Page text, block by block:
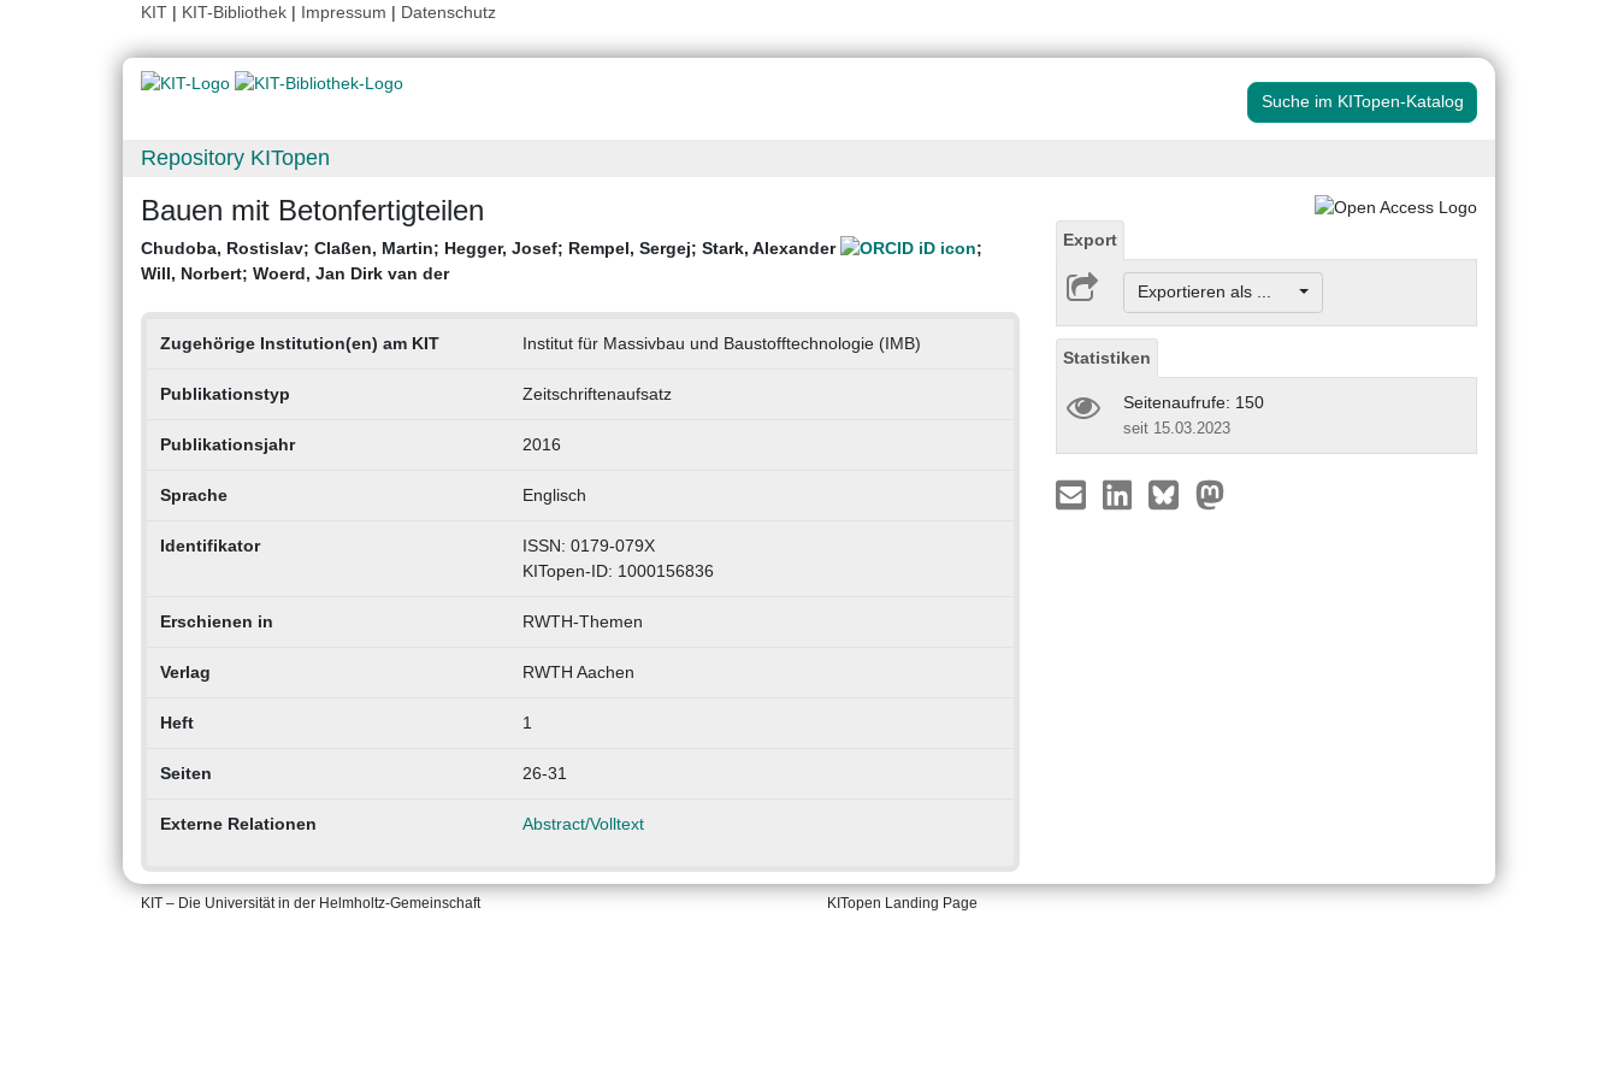
KIT | KIT-Bibliothek | Impressum | Datenschutz
Suche im KITopen-Katalog
Repository KITopen
Bauen mit Betonfertigteilen
Chudoba, Rostislav; Claßen, Martin; Hegger, Josef; Rempel, Sergej; Stark, Alexander
;
Will, Norbert; Woerd, Jan Dirk van der
Zugehörige Institution(en) am KIT Institut für Massivbau und Baustofftechnologie (IMB)
Publikationstyp Zeitschriftenaufsatz
Publikationsjahr 2016
Sprache Englisch
Identifikator
ISSN: 0179-079X
KITopen-ID: 1000156836
Erschienen in RWTH-Themen
Verlag RWTH Aachen
Heft 1
Seiten 26-31
Externe Relationen Abstract/Volltext
Export
Exportieren als ...
Statistiken
Seitenaufrufe: 150
seit 15.03.2023
KIT – Die Universität in der Helmholtz-Gemeinschaft KITopen Landing Page